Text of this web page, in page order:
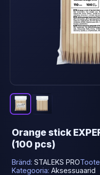
Orange stick
(100 pcs)
Bränd: STALEKS PRO
Kategooria: Aksessuaarid